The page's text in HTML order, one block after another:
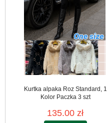
Kurtka alpaka Roz Standard, 1
Kolor Paczka 3 szt
135.00 zł